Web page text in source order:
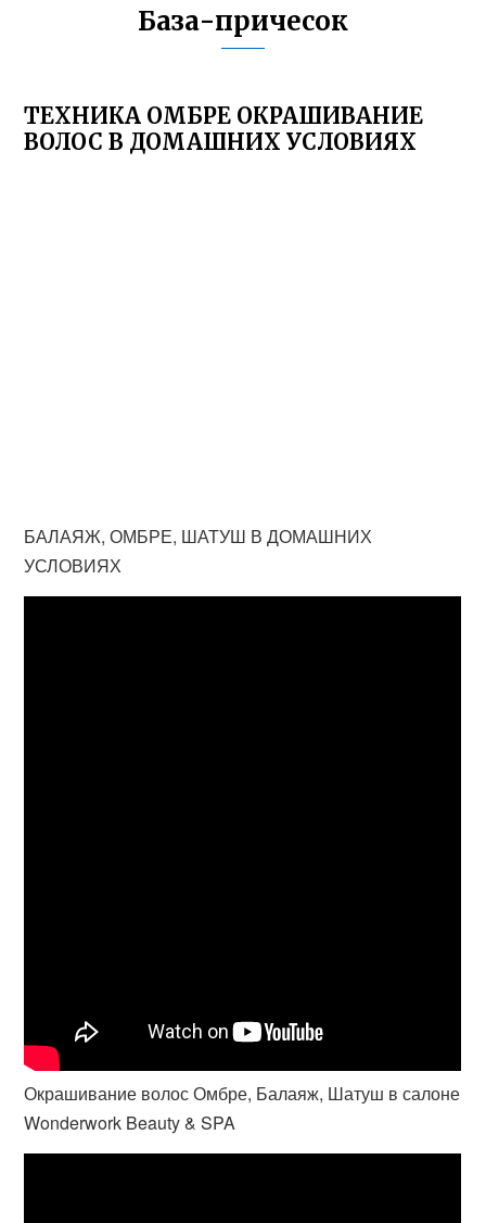
База-причесок
ТЕХНИКА ОМБРЕ ОКРАШИВАНИЕ
ВОЛОС В ДОМАШНИХ УСЛОВИЯХ
БАЛАЯЖ, ОМБРЕ, ШАТУШ В ДОМАШНИХ
УСЛОВИЯХ
Окрашивание волос Омбре, Балаяж, Шатуш в салоне
Wonderwork Beauty & SPA